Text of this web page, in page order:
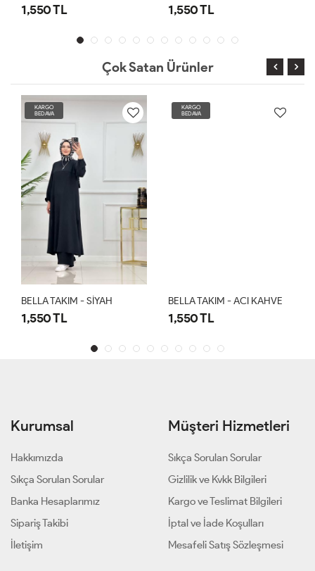
1,550 TL 1,550 TL
Çok Satan Ürünler
KARGO
BEDAVA
BELLA TAKIM - SİYAH
1,550 TL
KARGO
BEDAVA
BELLA TAKIM - ACI KAHVE
1,550 TL
Kurumsal
Hakkımızda
Sıkça Sorulan Sorular
Banka Hesaplarımız
Sipariş Takibi
İletişim
Müşteri Hizmetleri
Sıkça Sorulan Sorular
Gizlilik ve Kvkk Bilgileri
Kargo ve Teslimat Bilgileri
İptal ve İade Koşulları
Mesafeli Satış Sözleşmesi